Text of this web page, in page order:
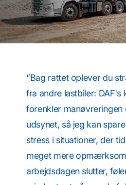
“Bag rattet oplever du
fra andre lastbiler: DAF's
forenkler
udsynet, så jeg kan
stress i situationer, der
meget mere
arbejdsdagen slutter,